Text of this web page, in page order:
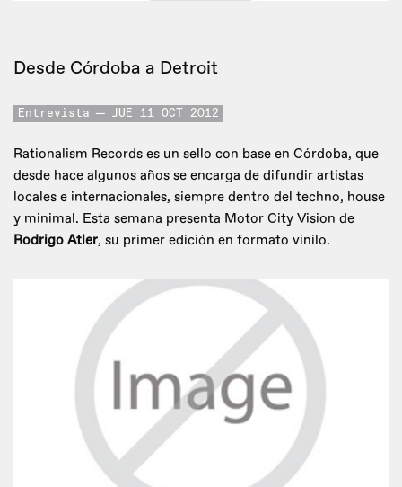
Desde Córdoba a Detroit
Entrevista JUE 11 OCT 2012
Rationalism Records es un sello con base en Córdoba, que
desde hace algunos años se encarga de difundir artistas
locales e internacionales, siempre dentro del techno, house
y minimal. Esta semana presenta Motor City Vision de
Rodrigo Atler, su primer edición en formato vinilo.